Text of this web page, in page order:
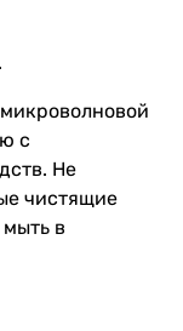
с
Не
чистящие
в